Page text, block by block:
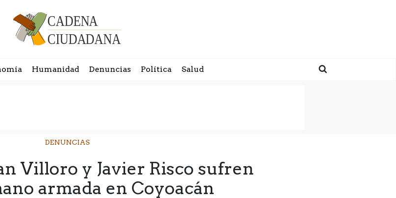
Humanidad Denuncias Política Salud
DENUNCIAS
Villoro y Javier Risco sufren
armada en Coyoacán